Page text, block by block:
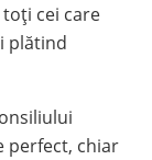
cei care
plătind
perfect, chiar